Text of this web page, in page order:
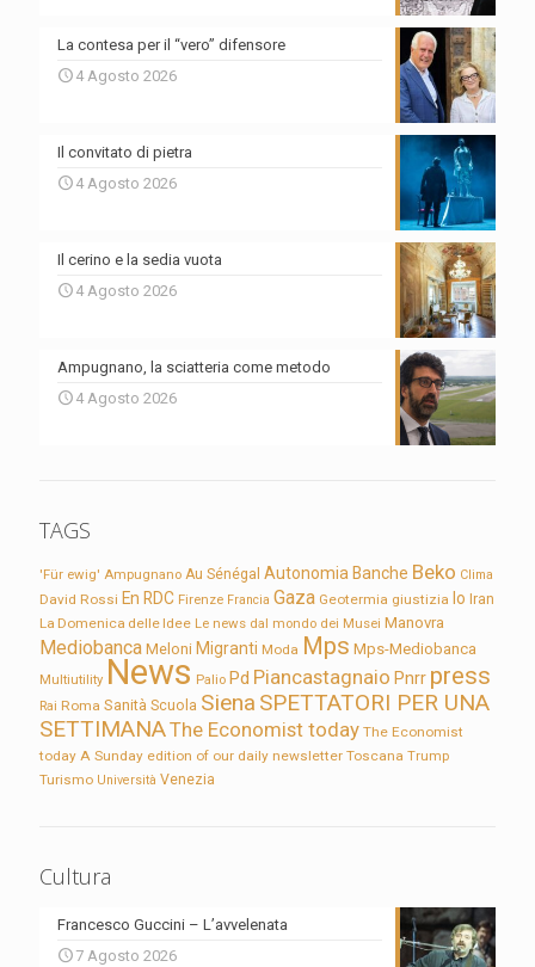
La contesa per il “vero” difensore
4 Agosto 2026
Il convitato di pietra
4 Agosto 2026
Il cerino e la sedia vuota
4 Agosto 2026
Ampugnano, la sciatteria come metodo
4 Agosto 2026
TAGS
'Für ewig' Ampugnano Au Sénégal Autonomia Banche Beko Clima
David Rossi En RDC Firenze Francia Gaza Geotermia giustizia Io Iran
La Domenica delle Idee Le news dal mondo dei Musei Manovra
Mediobanca Meloni Migranti Moda Mps Mps-Mediobanca
Multiutility News Palio Pd Piancastagnaio Pnrr press
Rai Roma Sanità Scuola Siena SPETTATORI PER UNA
SETTIMANAThe Economist today The Economist
today A Sunday edition of our daily newsletter Toscana Trump
Turismo Università Venezia
Cultura
Francesco Guccini – L’avvelenata
7 Agosto 2026